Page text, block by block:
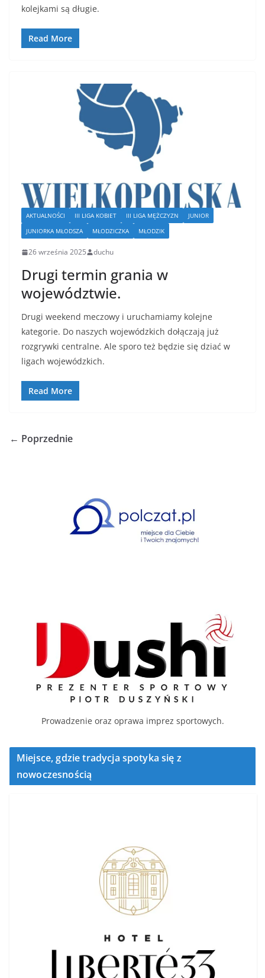
kolejkami są długie.
Read More
AKTUALNOŚCI III LIGA KOBIET III LIGA MĘŻCZYZN
JUNIOR
JUNIORKA MŁODSZA
MŁODZICZKA MŁODZIK
26 września 2025 duchu
Drugi termin grania w
województwie.
Drugi weekend meczowy i uruchamiamy kolejne
kategorie. Do naszych wojewódzkich dołączają już
rozgrywki centralne. Ale sporo też będzie się dziać w
ligach wojewódzkich.
Read More
← Poprzednie
Prowadzenie oraz oprawa imprez sportowych.
Miejsce, gdzie tradycja spotyka się z
nowoczesnością